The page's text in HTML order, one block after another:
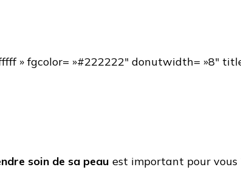
» fgcolor= »#222222″ donutwidth= »8″
soin de sa peau est important pour vous